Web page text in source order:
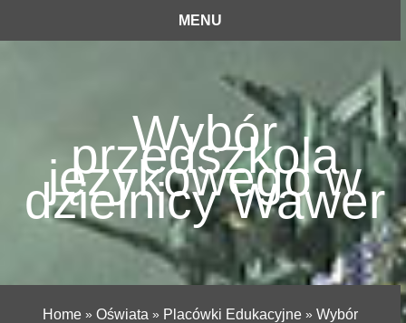
MENU
Wybór
przedszkola
językowego w
dzielnicy Wawer
Home » Oświata » Placówki Edukacyjne » Wybór